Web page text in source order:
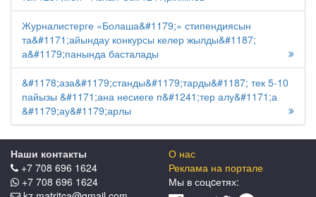
Журналистерге «Болаша&#1179;» стипендиясын
та&#1171;айындау конкурсы келер жылды&#1187;
а&#1179;панында басталады
&#1178;аза&#1179;станды&#1179;тарды&#1187; тек 5-10
пайызы &#1171;ана несиеге п&#1241;тер алу&#1171;а
&#1179;ау&#1179;арлы
Наши контакты
+7 708 696 1624
+7 708 696 1624
О нас
Реклама на портале
Мы в соцcетях: